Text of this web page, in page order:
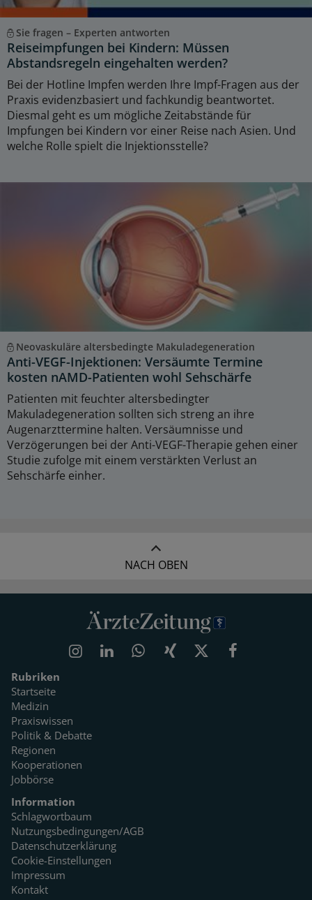
Sie fragen – Experten antworten
Reiseimpfungen bei Kindern: Müssen
Abstandsregeln eingehalten werden?
Bei der Hotline Impfen werden Ihre Impf-Fragen aus der
Praxis evidenzbasiert und fachkundig beantwortet.
Diesmal geht es um mögliche Zeitabstände für
Impfungen bei Kindern vor einer Reise nach Asien. Und
welche Rolle spielt die Injektionsstelle?
Neovaskuläre altersbedingte Makuladegeneration
Anti-VEGF-Injektionen: Versäumte Termine
kosten nAMD-Patienten wohl Sehschärfe
Patienten mit feuchter altersbedingter
Makuladegeneration sollten sich streng an ihre
Augenarzttermine halten. Versäumnisse und
Verzögerungen bei der Anti-VEGF-Therapie gehen einer
Studie zufolge mit einem verstärkten Verlust an
Sehschärfe einher.
NACH OBEN
Rubriken
Startseite
Medizin
Praxiswissen
Politik & Debatte
Regionen
Kooperationen
Jobbörse
Information
Schlagwortbaum
Nutzungsbedingungen/AGB
Datenschutzerklärung
Cookie-Einstellungen
Impressum
Kontakt